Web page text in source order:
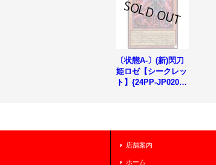
〔状態A-〕(新)閃刀
姫ロゼ【シークレッ
ト】{24PP-JP020}
店舗案内
ホーム